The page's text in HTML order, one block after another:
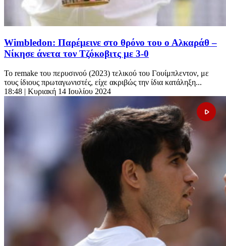
Wimbledon: Παρέμεινε στο θρόνο του ο Αλκαράθ –
Νίκησε άνετα τον Τζόκοβιτς με 3-0
Το remake του περυσινού (2023) τελικού του Γουίμπλεντον, με
τους ίδιους πρωταγωνιστές, είχε ακριβώς την ίδια κατάληξη...
18:48 | Κυριακή 14 Ιουλίου 2024